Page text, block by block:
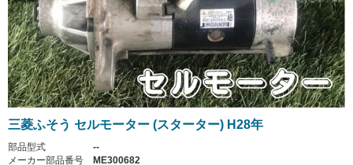
三菱ふそう セルモーター (スターター) H28年
部品型式
--
メーカー部品番号
ME300682